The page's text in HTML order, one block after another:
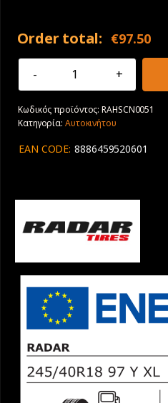
Order total: €97.50
245/40R18
Radar
Dimax
EVC
Κωδικός προϊόντος:RAHSCN0051
Κατηγορία: Αυτοκινήτου
EAN CODE: 8886459520601